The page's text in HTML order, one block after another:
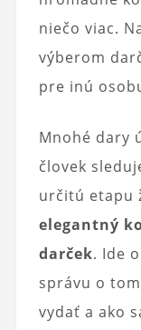
niečo viac.
výberom
pre inú
Mnohé dary
človek
určitú etapu
elegantný
darček. Ide
správu o
vydať a ako